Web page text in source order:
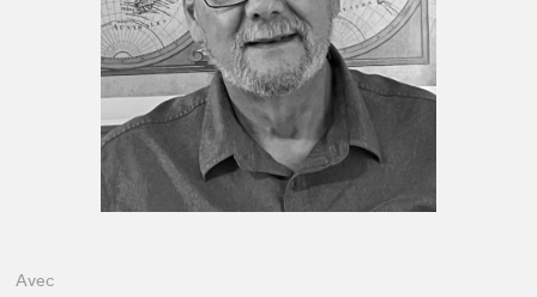
Avec